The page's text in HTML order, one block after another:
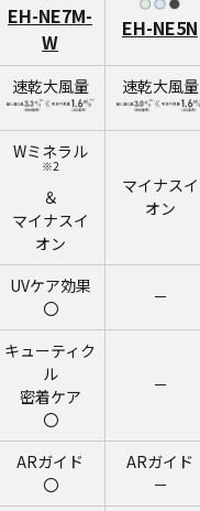
EH-NE7M-
W
EH-NE5N
速乾大風量 速乾大風量
Wミネラル
※2
＆
マイナスイ
オン
マイナスイ
オン
UVケア効果
〇
－
キューティク
ル
密着ケア
〇
－
ARガイド
〇
ARガイド
－